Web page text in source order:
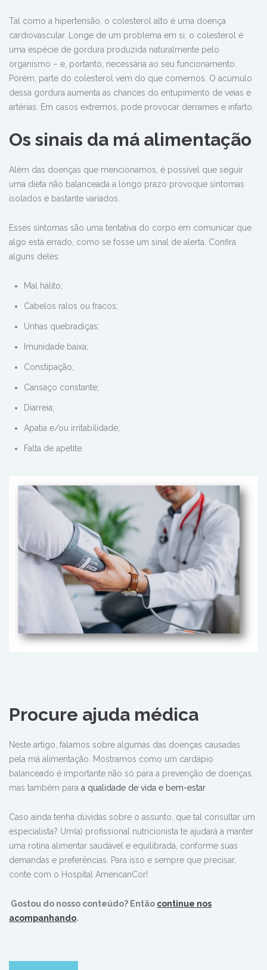
Tal como a hipertensão, o colesterol alto é uma doença
cardiovascular. Longe de um problema em si, o colesterol é
uma espécie de gordura produzida naturalmente pelo
organismo − e, portanto, necessária ao seu funcionamento.
Porém, parte do colesterol vem do que comemos. O acúmulo
dessa gordura aumenta as chances do entupimento de veias e
artérias. Em casos extremos, pode provocar derrames e infarto.
Os sinais da má alimentação
Além das doenças que mencionamos, é possível que seguir
uma dieta não balanceada a longo prazo provoque sintomas
isolados e bastante variados.
Esses sintomas são uma tentativa do corpo em comunicar que
algo está errado, como se fosse um sinal de alerta. Confira
alguns deles:
Mal hálito;
Cabelos ralos ou fracos;
Unhas quebradiças;
Imunidade baixa;
Constipação;
Cansaço constante;
Diarreia;
Apatia e/ou irritabilidade;
Falta de apetite.
Procure ajuda médica
Neste artigo, falamos sobre algumas das doenças causadas
pela má alimentação. Mostramos como um cardápio
balanceado é importante não só para a prevenção de doenças,
mas também para a qualidade de vida e bem-estar.
Caso ainda tenha dúvidas sobre o assunto, que tal consultar um
especialista? Um(a) profissional nutricionista te ajudará a manter
uma rotina alimentar saudável e equilibrada, conforme suas
demandas e preferências. Para isso e sempre que precisar,
conte com o Hospital AmericanCor!
Gostou do nosso conteúdo? Então continue nos
acompanhando.